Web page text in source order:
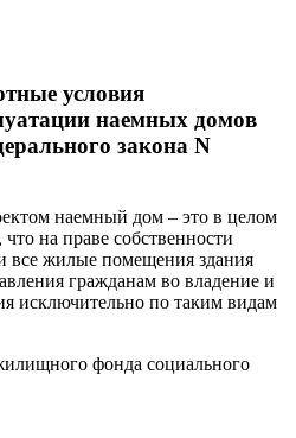
условия
наемных домов
закона N
наемный дом – это в целом
на праве собственности
все жилые помещения здания
гражданам во владение и
исключительно по таким видам
фонда социального